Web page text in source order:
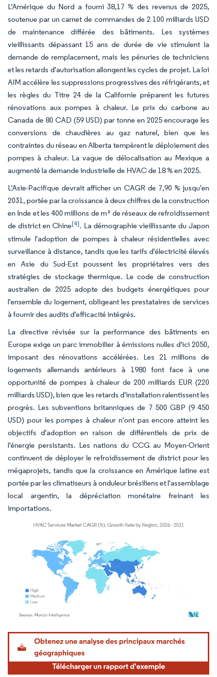
L'Amérique du Nord a fourni 38,17 % des revenus de 2025,
soutenue par un carnet de commandes de 2 100 milliards USD
de maintenance différée des bâtiments. Les systèmes
vieillissants dépassant 15 ans de durée de vie stimulent la
demande de remplacement, mais les pénuries de techniciens
et les retards d'autorisation allongent les cycles de projet. La loi
AIM accélère les suppressions progressives des réfrigérants, et
les règles du Titre 24 de la Californie préparent les futures
rénovations aux pompes à chaleur. Le prix du carbone au
Canada de 80 CAD (59 USD) par tonne en 2025 encourage les
conversions de chaudières au gaz naturel, bien que les
contraintes du réseau en Alberta tempèrent le déploiement des
pompes à chaleur. La vague de délocalisation au Mexique a
augmenté la demande industrielle de HVAC de 18 % en 2025.
L'Asie-Pacifique devrait afficher un CAGR de 7,90 % jusqu'en
2031, portée par la croissance à deux chiffres de la construction
en Inde et les 400 millions de m² de réseaux de refroidissement
de district en Chine[4]. La démographie vieillissante du Japon
stimule l'adoption de pompes à chaleur résidentielles avec
surveillance à distance, tandis que les tarifs d'électricité élevés
en Asie du Sud-Est poussent les propriétaires vers des
stratégies de stockage thermique. Le code de construction
australien de 2025 adopte des budgets énergétiques pour
l'ensemble du logement, obligeant les prestataires de services
à fournir des audits d'efficacité intégrés.
La directive révisée sur la performance des bâtiments en
Europe exige un parc immobilier à émissions nulles d'ici 2050,
imposant des rénovations accélérées. Les 21 millions de
logements allemands antérieurs à 1980 font face à une
opportunité de pompes à chaleur de 200 milliards EUR (220
milliards USD), bien que les retards d'installation ralentissent les
progrès. Les subventions britanniques de 7 500 GBP (9 450
USD) pour les pompes à chaleur n'ont pas encore atteint les
objectifs d'adoption en raison de différentiels de prix de
l'énergie persistants. Les nations du CCG au Moyen-Orient
continuent de déployer le refroidissement de district pour les
mégaprojets, tandis que la croissance en Amérique latine est
portée par les climatiseurs à onduleur brésiliens et l'assemblage
local argentin, la dépréciation monétaire freinant les
importations.
Image © Mordor Intelligence. La réutilisation nécessite une attribution sous CC BY